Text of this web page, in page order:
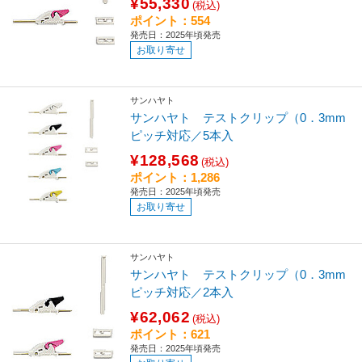
¥55,330 (税込)
ポイント：554
発売日：2025年頃発売
お取り寄せ
サンハヤト
サンハヤト テストクリップ（0．3mm
ピッチ対応／5本入
¥128,568 (税込)
ポイント：1,286
発売日：2025年頃発売
お取り寄せ
サンハヤト
サンハヤト テストクリップ（0．3mm
ピッチ対応／2本入
¥62,062 (税込)
ポイント：621
発売日：2025年頃発売